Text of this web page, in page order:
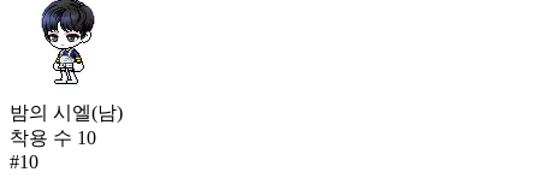
밤의 시엘(남)
착용 수 10
#10